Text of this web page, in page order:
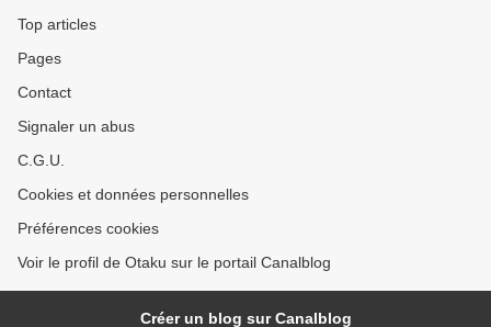
Top articles
Pages
Contact
Signaler un abus
C.G.U.
Cookies et données personnelles
Préférences cookies
Voir le profil de Otaku sur le portail Canalblog
Créer un blog sur Canalblog